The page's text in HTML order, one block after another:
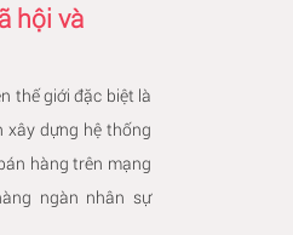
hội và
thế giới đặc biệt là
xây dựng hệ thống
hàng trên mạng
ngàn nhân sự